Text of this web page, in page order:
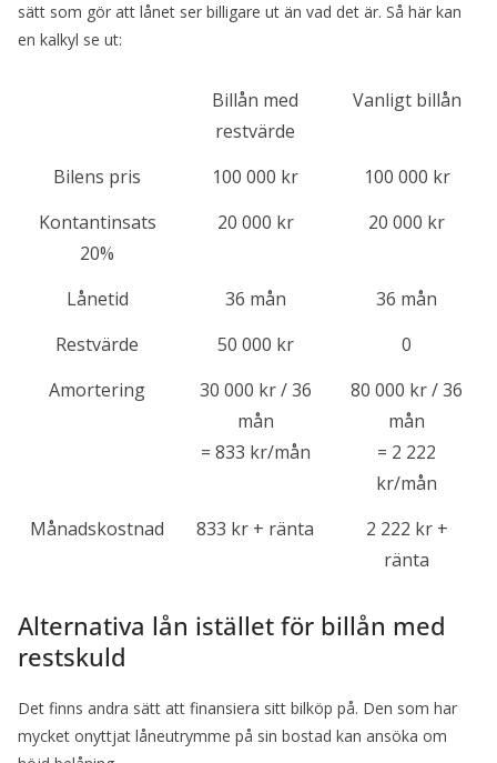
sätt som gör att lånet ser billigare ut än vad det är. Så här kan
en kalkyl se ut:
Billån med
restvärde
Vanligt billån
Bilens pris 100 000 kr
100 000 kr
Kontantinsats
20%
20 000 kr 20 000 kr
Lånetid 36 mån
36 mån
Restvärde
50 000 kr
0
Amortering
30 000 kr / 36
mån
= 833 kr/mån
80 000 kr / 36
mån
= 2 222
kr/mån
Månadskostnad
833 kr + ränta
2 222 kr +
ränta
Alternativa lån istället för billån med
restskuld
Det finns andra sätt att finansiera sitt bilköp på. Den som har
mycket onyttjat låneutrymme på sin bostad kan ansöka om